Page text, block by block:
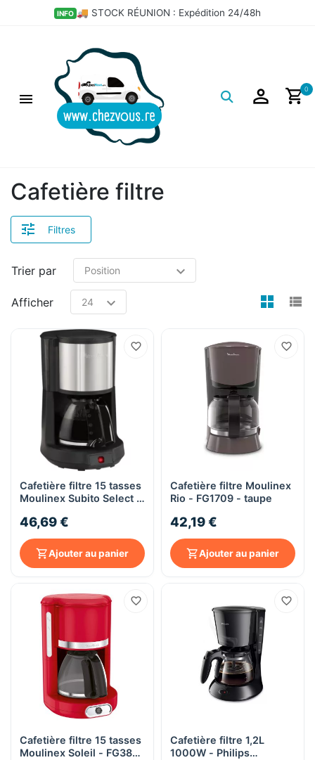
HOT 💣 LES BONS PLANS DÉPÔT
0
Cafetière filtre
Filtres
Trier par
Afficher
Cafetière filtre 15 tasses
Moulinex Subito Select -
46,69 €
Ajouter au panier
Cafetière filtre Moulinex
Rio - FG1709 - taupe
42,19 €
Ajouter au panier
Cafetière filtre 15 tasses
Moulinex Soleil - FG3815
Cafetière filtre 1,2L
1000W - Philips
×